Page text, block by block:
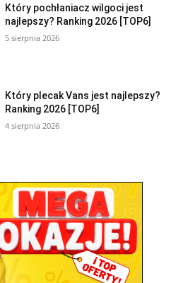
Który pochłaniacz wilgoci jest
najlepszy? Ranking 2026 [TOP6]
5 sierpnia 2026
Który plecak Vans jest najlepszy?
Ranking 2026 [TOP6]
4 sierpnia 2026